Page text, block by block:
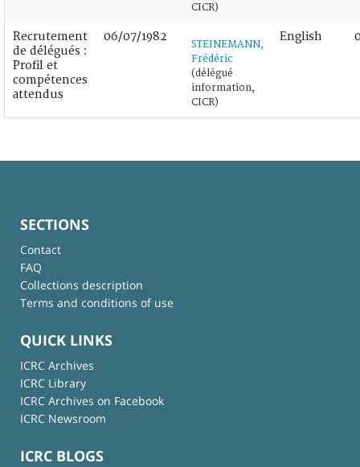
CICR)
Recrutement
de délégués :
Profil et
compétences
attendus
06/07/1982
STEINEMANN,
Frédéric
(délégué
information,
CICR)
English
SECTIONS
Contact
FAQ
Collections description
Terms and conditions of use
QUICK LINKS
ICRC Archives
ICRC Library
ICRC Archives on Facebook
ICRC Newsroom
ICRC BLOGS